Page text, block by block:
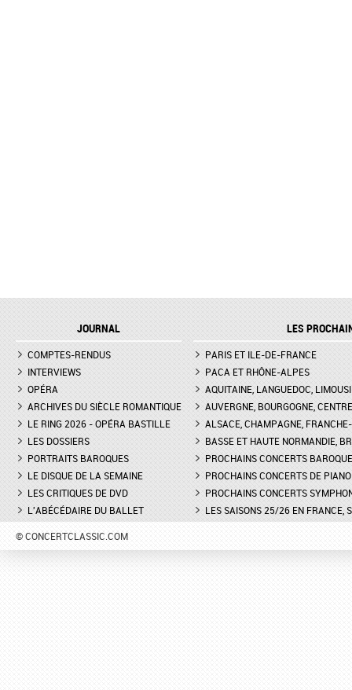
JOURNAL
COMPTES-RENDUS
INTERVIEWS
OPÉRA
ARCHIVES DU SIÈCLE ROMANTIQUE
LE RING 2026 - OPÉRA BASTILLE
LES DOSSIERS
PORTRAITS BAROQUES
LE DISQUE DE LA SEMAINE
LES CRITIQUES DE DVD
L'ABÉCÉDAIRE DU BALLET
LES
PARIS ET ILE-DE-FRANCE
PACA ET RHÔNE-ALPES
AQUITAINE, LANGUEDOC,
AUVERGNE, BOURGOGNE, CENTRE
ALSACE, CHAMPAGNE,
BASSE ET HAUTE NORMANDIE,
PROCHAINS CONCERTS
PROCHAINS CONCERTS DE PIANO
PROCHAINS CONCERTS
LES SAISONS 25/26 EN FRANCE,
© CONCERTCLASSIC.COM